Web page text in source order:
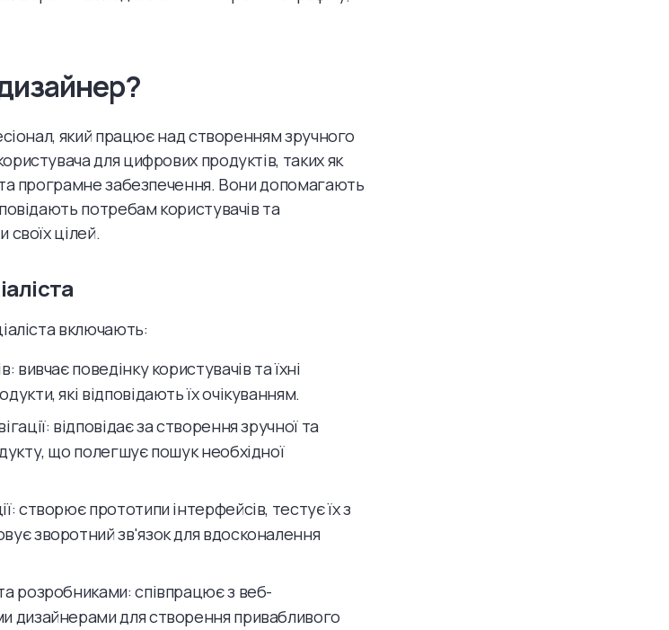
який працює над створенням зручного
для цифрових продуктів, таких як
програмне забезпечення. Вони допомагають
потребам користувачів та
своїх цілей.
включають:
вивчає поведінку користувачів та їхні
які відповідають їх очікуванням.
відповідає за створення зручної та
що полегшує пошук необхідної
створює прототипи інтерфейсів, тестує їх з
зворотний зв'язок для вдосконалення
розробниками: співпрацює з веб-
дизайнерами для створення привабливого